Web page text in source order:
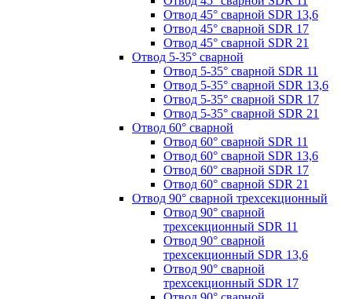
Отвод 45° сварной SDR 13,6
Отвод 45° сварной SDR 17
Отвод 45° сварной SDR 21
Отвод 5-35° сварной
Отвод 5-35° сварной SDR 11
Отвод 5-35° сварной SDR 13,6
Отвод 5-35° сварной SDR 17
Отвод 5-35° сварной SDR 21
Отвод 60° сварной
Отвод 60° сварной SDR 11
Отвод 60° сварной SDR 13,6
Отвод 60° сварной SDR 17
Отвод 60° сварной SDR 21
Отвод 90° сварной трехсекционный
Отвод 90° сварной
трехсекционный SDR 11
Отвод 90° сварной
трехсекционный SDR 13,6
Отвод 90° сварной
трехсекционный SDR 17